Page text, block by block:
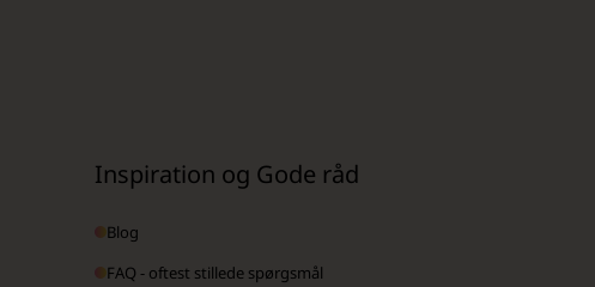
Inspiration og Gode råd
Blog
FAQ - oftest stillede spørgsmål